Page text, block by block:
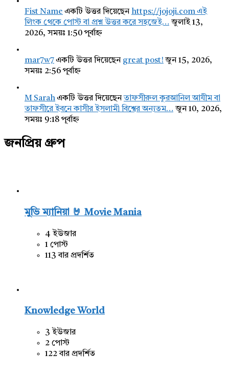
Fist Name একটি উত্তর দিয়েছেন https://jojoji.com এই
লিংক থেকে পোস্ট বা প্রশ্ন উত্তর করে সহজেই… জুলাই 13,
2026, সময়ঃ 1:50 পূর্বাহ্ন
mar7w7একটি উত্তর দিয়েছেন great post! জুন 15, 2026,
সময়ঃ 2:56 পূর্বাহ্ন
M Sarahএকটি উত্তর দিয়েছেনতাফসীরুল কুরআনিল আযীম বা
তাফসীরে ইবনে কাসীর ইসলামী বিশ্বের অন্যতম… জুন 10, 2026,
সময়ঃ 9:18 পূর্বাহ্ন
জনপ্রিয় গ্রুপ
মুভি ম্যানিয়া 🤘 Movie Mania
4 ইউজার
1 পোস্ট
113 বার প্রদর্শিত
Knowledge World
3 ইউজার
2 পোস্ট
122 বার প্রদর্শিত